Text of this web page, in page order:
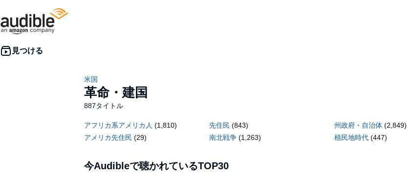
米国
革命・建国
887タイトル
アフリカ系アメリカ人 (1,810) 先住民 (843) 州政府・自治体 (2,849)
アメリカ先住民 (29) 南北戦争 (1,263) 植民地時代 (447)
今Audibleで聴かれているTOP30